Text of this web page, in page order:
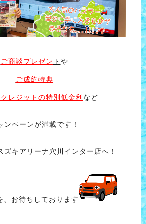
ご商談プレゼン ト や
ご成約特典
レジットの特別低金利 など
ンペーンが満載です！
ズキアリーナ穴川インター店へ！
、お待ちしております